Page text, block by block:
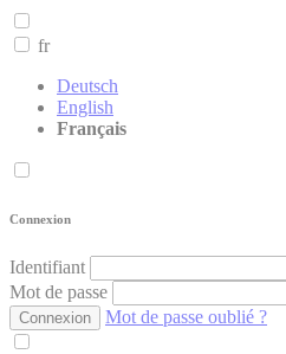
fr
Deutsch
English
Français
Connexion
Identifiant
Mot de passe
Connexion Mot de passe oublié ?